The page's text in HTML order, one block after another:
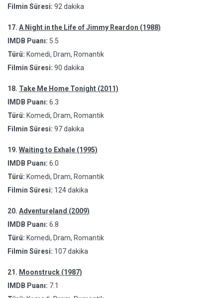
Filmin Süresi: 92 dakika
17. A Night in the Life of Jimmy Reardon (1988)
IMDB Puanı: 5.5
Türü: Komedi, Dram, Romantik
Filmin Süresi: 90 dakika
18. Take Me Home Tonight (2011)
IMDB Puanı: 6.3
Türü: Komedi, Dram, Romantik
Filmin Süresi: 97 dakika
19. Waiting to Exhale (1995)
IMDB Puanı: 6.0
Türü: Komedi, Dram, Romantik
Filmin Süresi: 124 dakika
20. Adventureland (2009)
IMDB Puanı: 6.8
Türü: Komedi, Dram, Romantik
Filmin Süresi: 107 dakika
21. Moonstruck (1987)
IMDB Puanı: 7.1